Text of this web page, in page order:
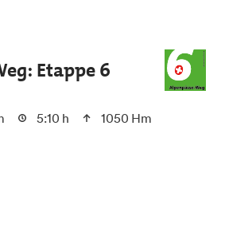
Etappe 6
5:10 h
1050 Hm